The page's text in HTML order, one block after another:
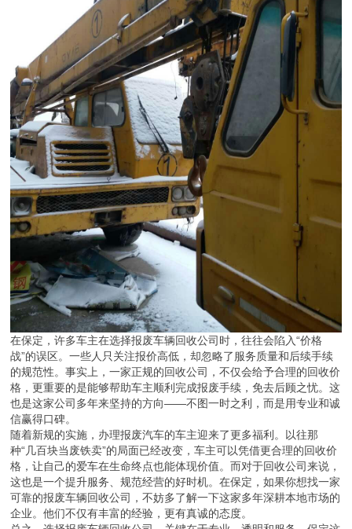
在保定，许多车主在选择报废车辆回收公司时，往往会陷入“价格
战”的误区。一些人只关注报价高低，却忽略了服务质量和后续手续
的规范性。事实上，一家正规的回收公司，不仅会给予合理的回收价
格，更重要的是能够帮助车主顺利完成报废手续，免去后顾之忧。这
也是这家公司多年来坚持的方向——不图一时之利，而是用专业和诚
信赢得口碑。
随着新规的实施，办理报废汽车的车主迎来了更多福利。以往那
种“几百块当废铁卖”的局面已经改变，车主可以凭借更合理的回收价
格，让自己的爱车在生命终点也能体现价值。而对于回收公司来说，
这也是一个提升服务、规范经营的好时机。在保定，如果你想找一家
可靠的报废车辆回收公司，不妨多了解一下这家多年深耕本地市场的
企业。他们不仅有丰富的经验，更有真诚的态度。